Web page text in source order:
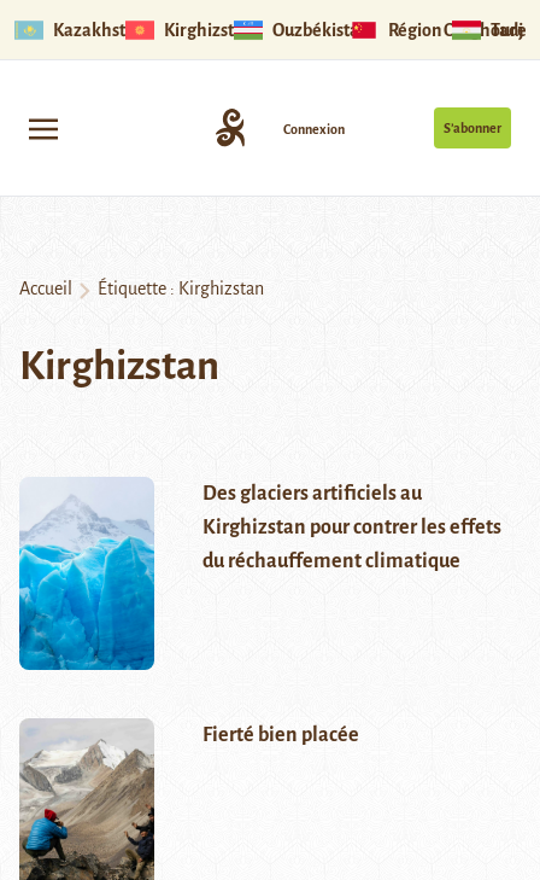
Kazakhstan Kirghizstan Ouzbékistan Région Ouïghoure
S’abonner
Connexion
Accueil Étiquette : Kirghizstan
Kirghizstan
Des glaciers artificiels au
Kirghizstan pour contrer les effets
du réchauffement climatique
Fierté bien placée